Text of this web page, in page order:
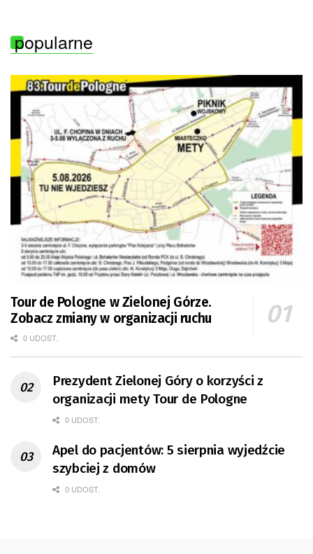
popularne
Tour de Pologne w Zielonej Górze.
Zobacz zmiany w organizacji ruchu
0 UDOST.
Prezydent Zielonej Góry o korzyści z
organizacji mety Tour de Pologne
0 UDOST.
Apel do pacjentów: 5 sierpnia wyjedźcie
szybciej z domów
0 UDOST.